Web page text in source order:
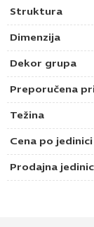
Struktura
Dimenzija
Dekor grupa
Preporučena
Težina
Cena po
Prodajna